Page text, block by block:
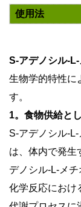
使用法
S-アデノシル-
生物学的特性に
す。
1。食物供給と
S-アデノシル-
は、体内で発生
デノシル-L-メ
化学反応におけ